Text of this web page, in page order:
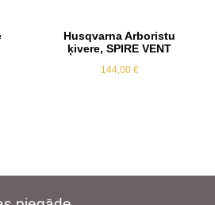
Husqvarna Arboristu
ķivere, SPIRE VENT
144,00 €